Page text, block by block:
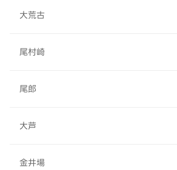
大荒古
尾村崎
尾郎
大芦
金井場